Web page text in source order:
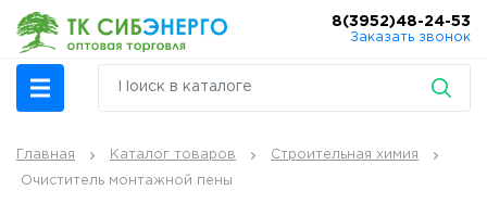
8(3952)48-24-53
Заказать звонок
Главная Каталог товаров Строительная химия
Очиститель монтажной пены